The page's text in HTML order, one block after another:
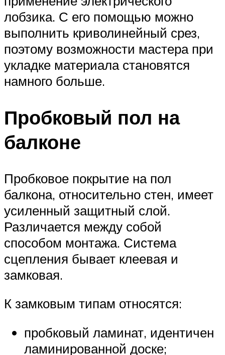
лобзика. С его помощью можно
выполнить криволинейный срез,
поэтому возможности мастера при
укладке материала становятся
намного больше.
Пробковый пол на
балконе
Пробковое покрытие на пол
балкона, относительно стен, имеет
усиленный защитный слой.
Различается между собой
способом монтажа. Система
сцепления бывает клеевая и
замковая.
К замковым типам относятся:
пробковый ламинат, идентичен
ламинированной доске;